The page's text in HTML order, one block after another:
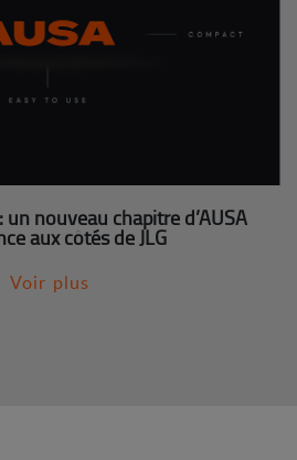
nouveau chapitre d’AUSA
aux côtés de JLG
Voir plus